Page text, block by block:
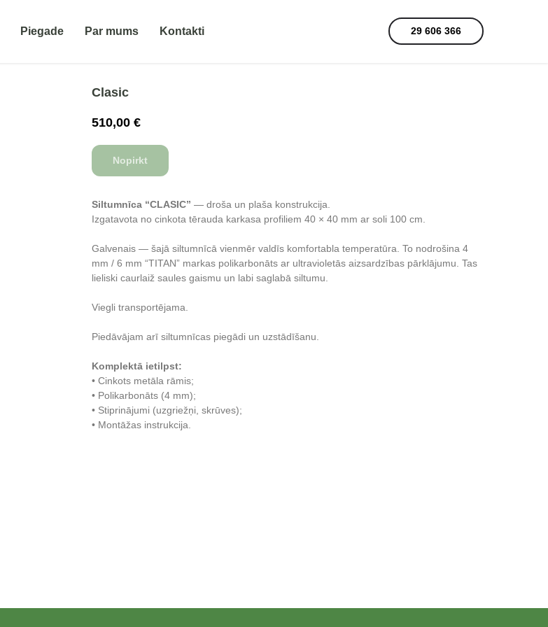
Piegade Par mums Kontakti 29 606 366
Clasic
510,00 €
Nopirkt
Siltumnīca “CLASIC” — droša un plaša konstrukcija.
Izgatavota no cinkota tērauda karkasa profiliem 40 × 40 mm ar soli 100 cm.
Galvenais — šajā siltumnīcā vienmēr valdīs komfortabla temperatūra. To nodrošina 4
mm / 6 mm “TITAN” markas polikarbonāts ar ultravioletās aizsardzības pārklājumu. Tas
lieliski caurlaiž saules gaismu un labi saglabā siltumu.
Viegli transportējama.
Piedāvājam arī siltumnīcas piegādi un uzstādīšanu.
Komplektā ietilpst:
• Cinkots metāla rāmis;
• Polikarbonāts (4 mm);
• Stiprinājumi (uzgriežņi, skrūves);
• Montāžas instrukcija.